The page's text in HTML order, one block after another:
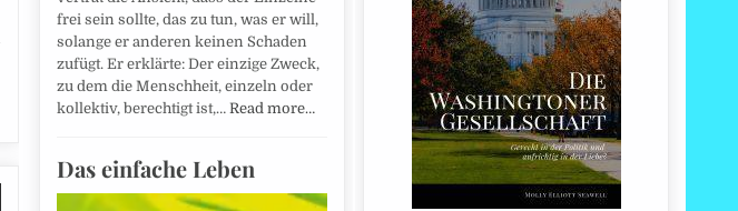
frei sein sollte, das zu tun, was er will,
solange er anderen keinen Schaden
zufügt. Er erklärte: Der einzige Zweck,
zu dem die Menschheit, einzeln oder
kollektiv, berechtigt ist,… Read more…
Das einfache Leben